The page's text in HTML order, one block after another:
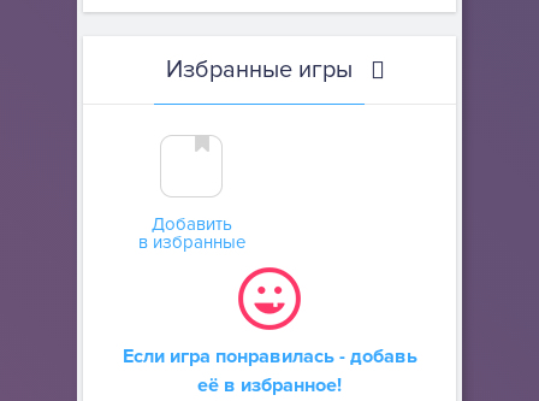
Избранные игры
Добавить
в избранные
Если игра понравилась - добавь
её в избранное!